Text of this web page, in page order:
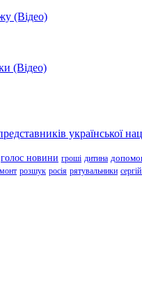
(Відео)
(Відео)
української
голос новини гроші дитина
розшук росія рятувальники